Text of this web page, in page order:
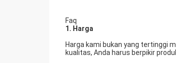
Faq
1. Harga
Harga kami bukan yang tertinggi
kualitas, Anda harus berpikir